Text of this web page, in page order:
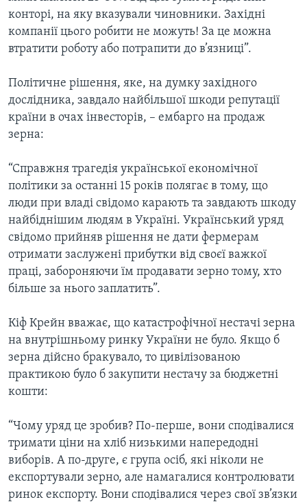
конторі, на яку вказували чиновники. Західні
компанії цього робити не можуть! За це можна
втратити роботу або потрапити до в’язниці”.
Політичне рішення, яке, на думку західного
дослідника, завдало найбільшої шкоди репутації
країни в очах інвесторів, – ембарго на продаж
зерна:
“Справжня трагедія української економічної
політики за останні 15 років полягає в тому, що
люди при владі свідомо карають та завдають шкоду
найбіднішим людям в Україні. Український уряд
свідомо прийняв рішення не дати фермерам
отримати заслужені прибутки від своєї важкої
праці, забороняючи їм продавати зерно тому, хто
більше за нього заплатить”.
Кіф Крейн вважає, що катастрофічної нестачі зерна
на внутрішньому ринку України не було. Якщо б
зерна дійсно бракувало, то цивілізованою
практикою було б закупити нестачу за бюджетні
кошти:
“Чому уряд це зробив? По-перше, вони сподівалися
тримати ціни на хліб низькими напередодні
виборів. А по-друге, є група осіб, які ніколи не
експортували зерно, але намагалися контролювати
ринок експорту. Вони сподівалися через свої зв’язки